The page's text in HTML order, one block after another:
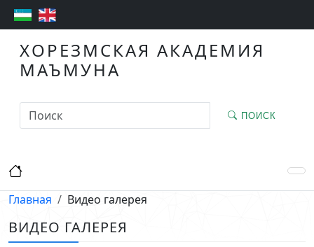
ХОРЕЗМСКАЯ АКАДЕМИЯ
МАЪМУНА
ПОИСК
Главная Видео галерея
ВИДЕО ГАЛЕРЕЯ